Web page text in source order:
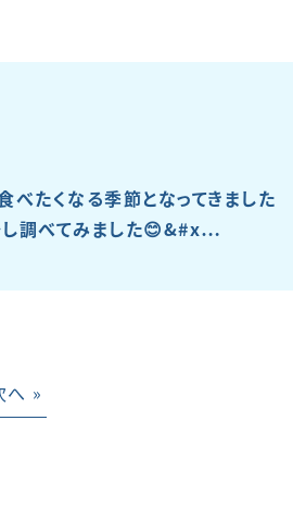
べたくなる季節となってきました
し調べてみました😊&#x…
へ »